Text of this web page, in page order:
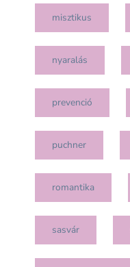
misztikus
nyaralás
prevenció
puchner
romantika
sasvár